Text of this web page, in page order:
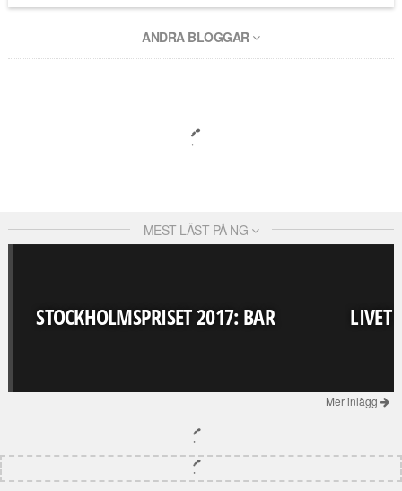
ANDRA BLOGGAR
MEST LÄST PÅ NG
STOCKHOLMSPRISET 2017: BAR LIVET
Mer inlägg